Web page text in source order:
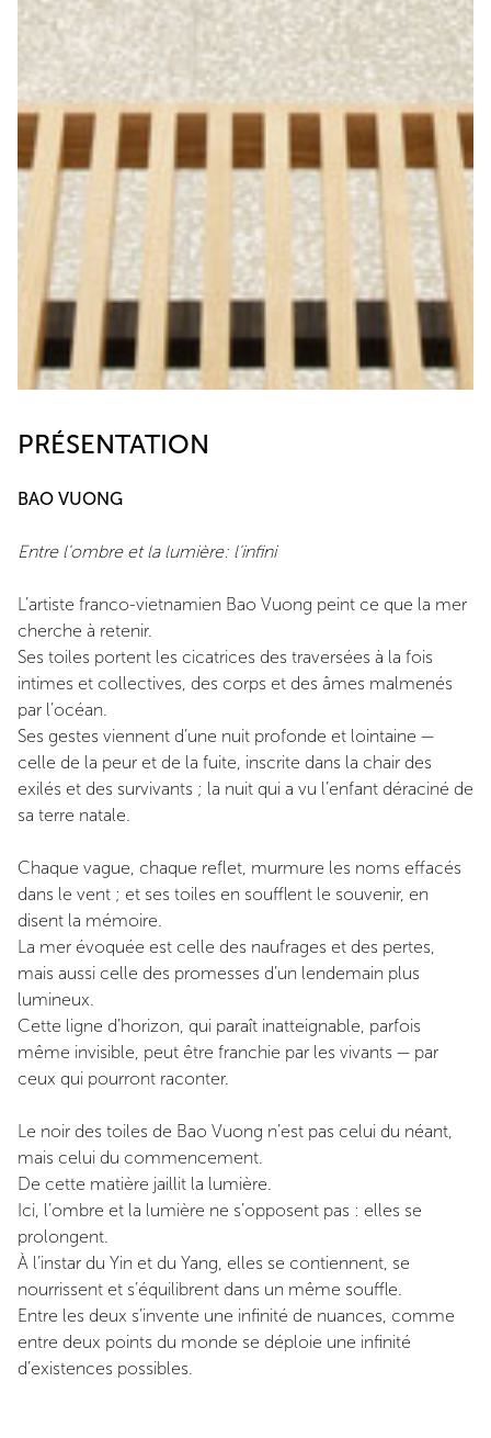
PRÉSENTATION
BAO VUONG
Entre l'ombre et la lumière: l'infini
L’artiste franco-vietnamien Bao Vuong peint ce que la mer
cherche à retenir.
Ses toiles portent les cicatrices des traversées à la fois
intimes et collectives, des corps et des âmes malmenés
par l’océan.
Ses gestes viennent d’une nuit profonde et lointaine —
celle de la peur et de la fuite, inscrite dans la chair des
exilés et des survivants ; la nuit qui a vu l’enfant déraciné de
sa terre natale.
Chaque vague, chaque reflet, murmure les noms effacés
dans le vent ; et ses toiles en soufflent le souvenir, en
disent la mémoire.
La mer évoquée est celle des naufrages et des pertes,
mais aussi celle des promesses d’un lendemain plus
lumineux.
Cette ligne d’horizon, qui paraît inatteignable, parfois
même invisible, peut être franchie par les vivants — par
ceux qui pourront raconter.
Le noir des toiles de Bao Vuong n’est pas celui du néant,
mais celui du commencement.
De cette matière jaillit la lumière.
Ici, l’ombre et la lumière ne s’opposent pas : elles se
prolongent.
À l’instar du Yin et du Yang, elles se contiennent, se
nourrissent et s’équilibrent dans un même souffle.
Entre les deux s’invente une infinité de nuances, comme
entre deux points du monde se déploie une infinité
d’existences possibles.